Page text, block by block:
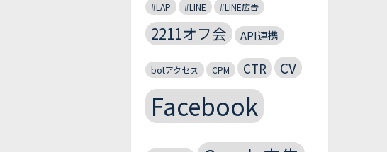
#LAP #LINE #LINE広告
2211オフ会 API連携
botアクセス CPM CTR CV
Facebook